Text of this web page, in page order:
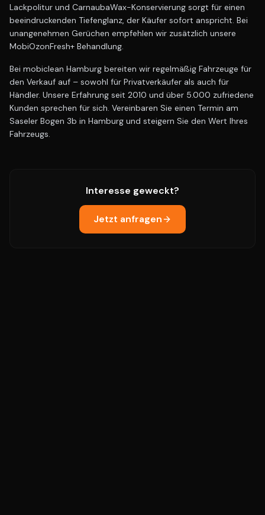
Lackpolitur und CarnaubaWax-Konservierung sorgt für einen
beeindruckenden Tiefenglanz, der Käufer sofort anspricht. Bei
unangenehmen Gerüchen empfehlen wir zusätzlich unsere
MobiOzonFresh+ Behandlung.
Bei mobiclean Hamburg bereiten wir regelmäßig Fahrzeuge für
den Verkauf auf – sowohl für Privatverkäufer als auch für
Händler. Unsere Erfahrung seit 2010 und über 5.000 zufriedene
Kunden sprechen für sich. Vereinbaren Sie einen Termin am
Saseler Bogen 3b in Hamburg und steigern Sie den Wert Ihres
Fahrzeugs.
Interesse geweckt?
Jetzt anfragen